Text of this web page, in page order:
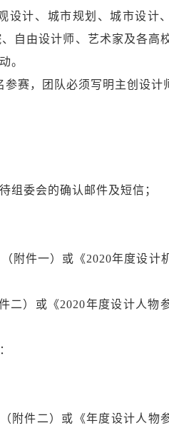
设计、城市规划、城市设计
自由设计师、艺术家及各高
。
赛，团队必须写明主创设计
组委会的确认邮件及短信；
附件一）或《2020年度设计
二）或《2020年度设计人物
附件二）或《年度设计人物